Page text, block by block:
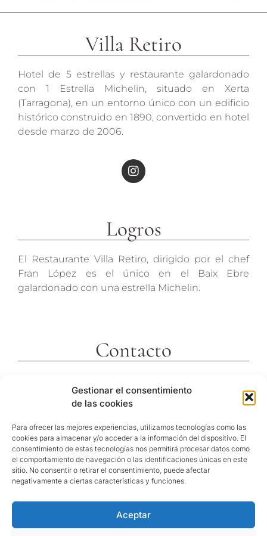
Gestionar el consentimiento
de las cookies
Para ofrecer las mejores experiencias, utilizamos tecnologías como las
cookies para almacenar y/o acceder a la información del dispositivo. El
consentimiento de estas tecnologías nos permitirá procesar datos como
el comportamiento de navegación o las identificaciones únicas en este
sitio. No consentir o retirar el consentimiento, puede afectar
negativamente a ciertas características y funciones.
Aceptar
Villa Retiro
Hotel de 5 estrellas y restaurante galardonado
con 1 Estrella Michelin, situado en Xerta
(Tarragona), en un entorno único con un edificio
histórico construido en 1890, convertido en hotel
desde marzo de 2006.
Logros
El Restaurante Villa Retiro, dirigido por el chef
Fran López es el único en el Baix Ebre
galardonado con una estrella Michelin.
Contacto
43592 Xerta
Tarragona (España)
Telf. +34 977473810
Coordenadas GPS:
40º 54′ 31″ N / 0º 29′ 26″ E
reservas@hotelvillaretiro.com
© Hotel Villa Retiro | Política de privacitat